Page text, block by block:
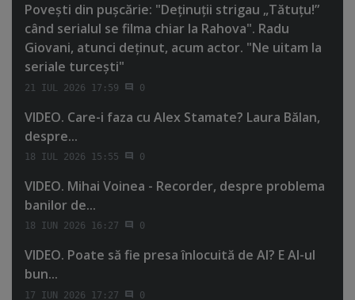
Poveşti din puşcărie: "Deţinuţii strigau „Tătuţu!”
când serialul se filma chiar la Rahova". Radu
Giovani, atunci deţinut, acum actor. "Ne uitam la
seriale turceşti"
21 IUL 2026 17:59 0
VIDEO. Care-i faza cu Alex Stamate? Laura Bălan,
despre...
18 IUL 2026 15:55 0
VIDEO. Mihai Voinea - Recorder, despre problema
banilor de...
18 IUN 2026 16:27 0
VIDEO. Poate să fie presa înlocuită de AI? E AI-ul
bun...
17 IUN 2026 17:27 0